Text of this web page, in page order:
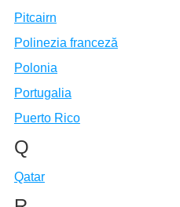
Pitcairn
Polinezia franceză
Polonia
Portugalia
Puerto Rico
Q
Qatar